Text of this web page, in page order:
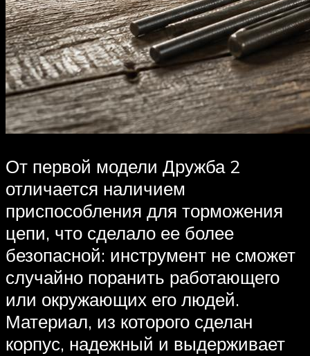
От первой модели Дружба 2
отличается наличием
приспособления для торможения
цепи, что сделало ее более
безопасной: инструмент не сможет
случайно поранить работающего
или окружающих его людей.
Материал, из которого сделан
корпус, надежный и выдерживает